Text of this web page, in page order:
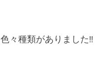
色々種類がありました!!